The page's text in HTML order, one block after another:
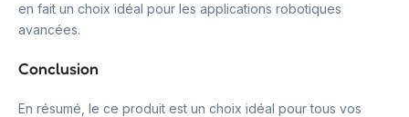
en fait un choix idéal pour les applications robotiques
avancées.
Conclusion
En résumé, le ce produit est un choix idéal pour tous vos